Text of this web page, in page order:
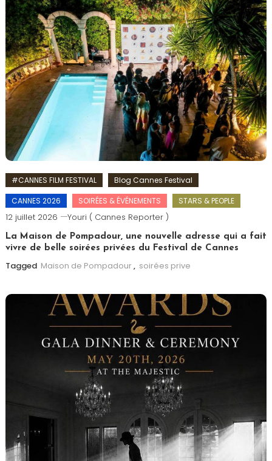
#CANNES FILM FESTIVAL
Blog Cannes Festival
CANNES 2026
SOIRÉES & ÉVÉNEMENTS STARS & PEOPLE
12 juillet 2026 Youri ( Cannes Reporter )
La Maison de Pompadour, une nouvelle adresse qui a fait
vivre de belle soirées privées du Festival de Cannes
Tagged Maison de Pompadour, soirées prive